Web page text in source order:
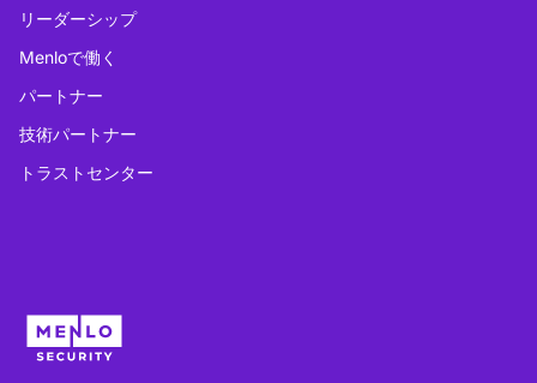
リーダーシップ
Menloで働く
パートナー
技術パートナー
トラストセンター